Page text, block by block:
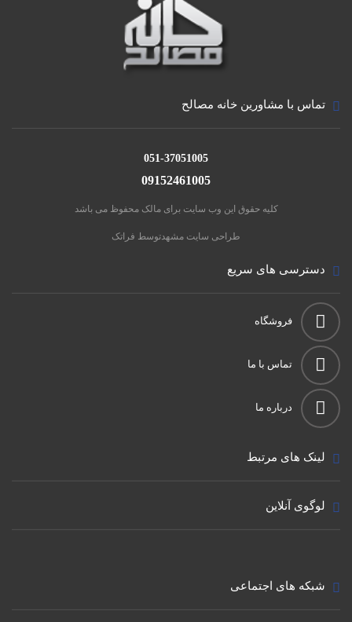
تماس با مشاورین خانه مصالح
051-37051005
09152461005
کلیه حقوق این وب سایت برای مالک محفوظ می باشد
طراحی سایت مشهدتوسط فراتک
دسترسی های سریع
فروشگاه
تماس با ما
درباره ما
لینک های مرتبط
لوگوی آنلاین
شبکه های اجتماعی